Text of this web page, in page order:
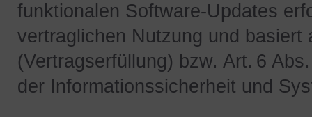
funktionalen Software-Updates
vertraglichen Nutzung und basiert
(Vertragserfüllung) bzw. Art. 6
der Informationssicherheit und